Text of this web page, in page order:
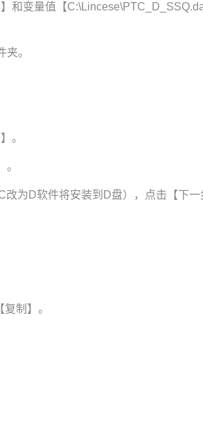
和变量值【
。
。
为D软件将安装到D盘），点击【下一
制】。